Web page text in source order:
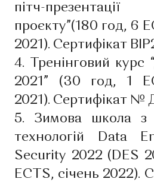
пітч-презентації
проєкту”(180 год, 6
2021). Сертифікат
4. Тренінговий курс
2021” (30 год, 1
2021). Сертифікат №
5. Зимова школа з
технологій Data
Security 2022 (DES
ECTS, січень 2022).